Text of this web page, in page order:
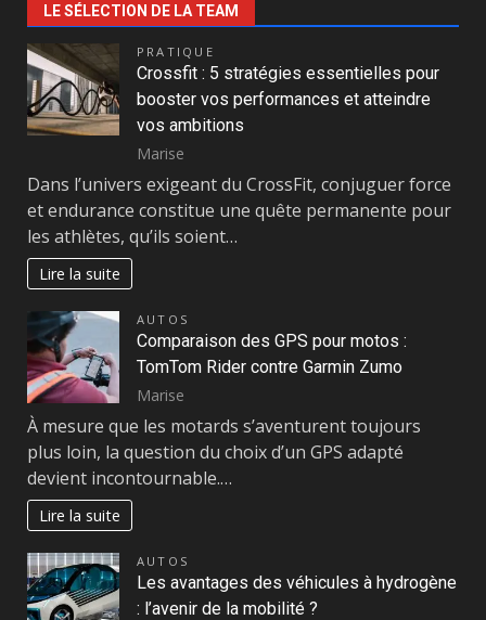
LE SÉLECTION DE LA TEAM
PRATIQUE
Crossfit : 5 stratégies essentielles pour
booster vos performances et atteindre
vos ambitions
Marise
Dans l’univers exigeant du CrossFit, conjuguer force
et endurance constitue une quête permanente pour
les athlètes, qu’ils soient…
Lire la suite
AUTOS
Comparaison des GPS pour motos :
TomTom Rider contre Garmin Zumo
Marise
À mesure que les motards s’aventurent toujours
plus loin, la question du choix d’un GPS adapté
devient incontournable.…
Lire la suite
AUTOS
Les avantages des véhicules à hydrogène
: l’avenir de la mobilité ?